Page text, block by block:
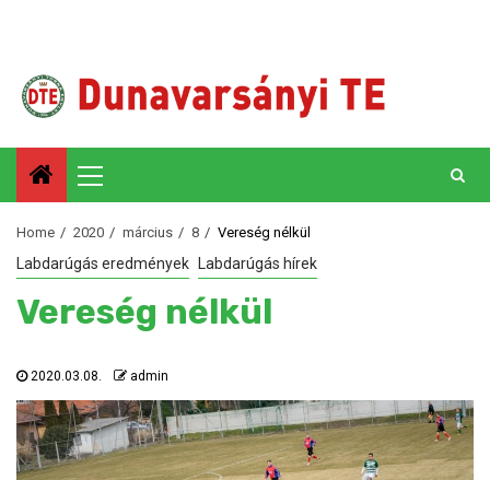
Menu
Home 2020 március 8 Vereség nélkül
Labdarúgás eredmények Labdarúgás hírek
Vereség nélkül
2020.03.08. admin